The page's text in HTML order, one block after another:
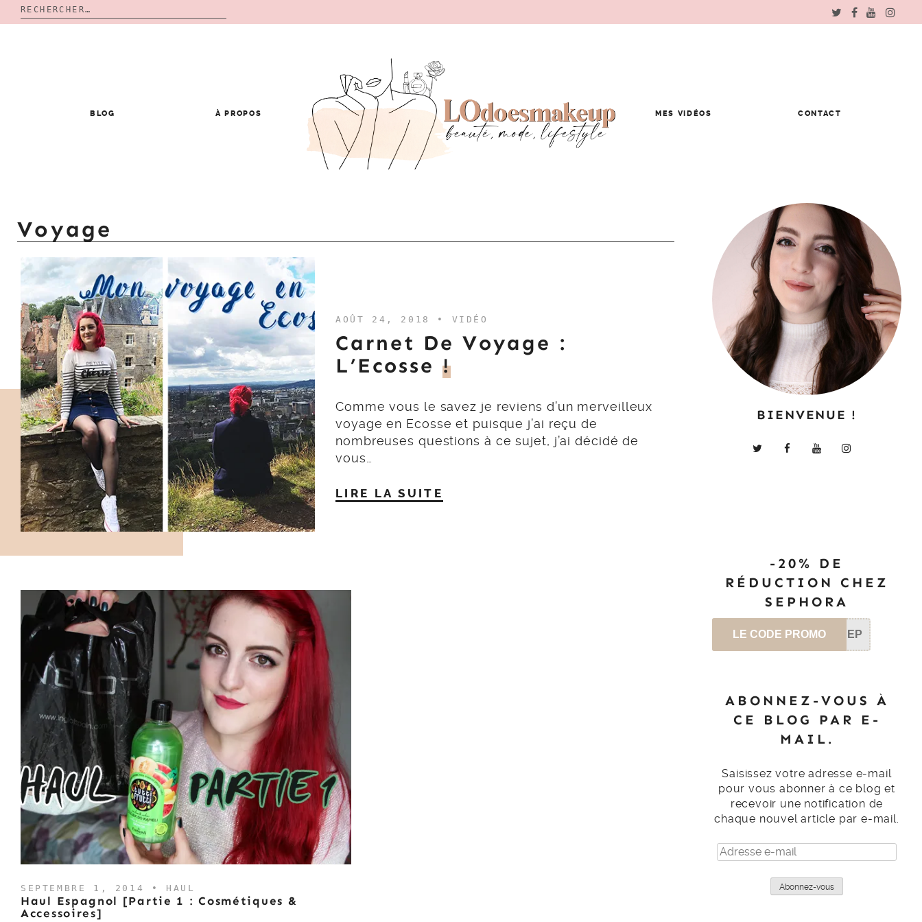
Rechercher :
BLOG À PROPOS MES VIDÉOS CONTACT
Voyage
AOÛT 24, 2018 • VIDÉO
Carnet De Voyage :
L’Ecosse !
Comme vous le savez je reviens d’un merveilleux
voyage en Ecosse et puisque j’ai reçu de
nombreuses questions à ce sujet, j’ai décidé de
vous…
LIRE LA SUITE
SEPTEMBRE 1, 2014 • HAUL
Haul Espagnol [Partie 1 : Cosmétiques &
Accessoires]
BIENVENUE !
-20% DE
RÉDUCTION CHEZ
SEPHORA
LE CODE PROMO SEP
ABONNEZ-VOUS À
CE BLOG PAR E-
MAIL.
Saisissez votre adresse e-mail
pour vous abonner à ce blog et
recevoir une notification de
chaque nouvel article par e-mail.
Adresse
e-
Abonnez-vous